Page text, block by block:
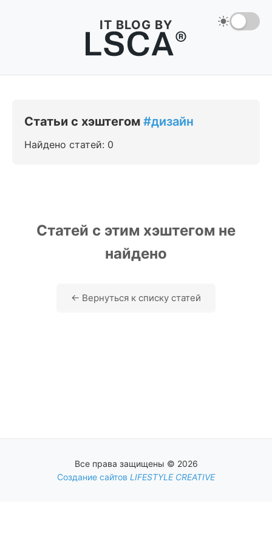
IT BLOG BY
Статьи с хэштегом #дизайн
Найдено статей: 0
Статей с этим хэштегом не
найдено
← Вернуться к списку статей
Все права защищены © 2026
Создание сайтов LIFESTYLE CREATIVE